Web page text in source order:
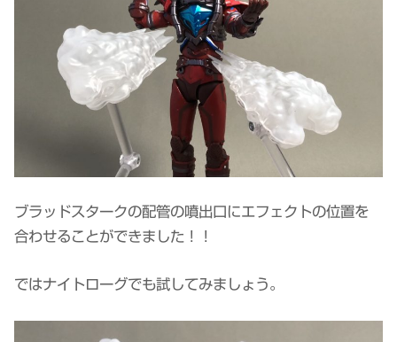
ブラッドスタークの配管の噴出口にエフェクトの位置を
合わせることができました！！
ではナイトローグでも試してみましょう。